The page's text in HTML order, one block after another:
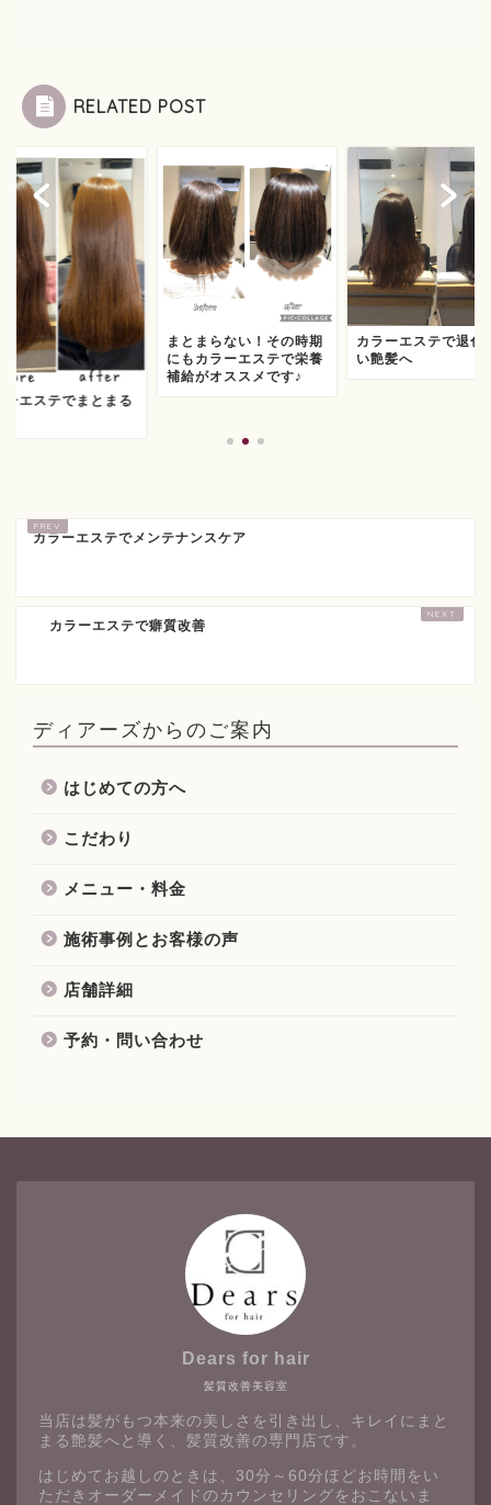
RELATED POST
ーエステでまとまる
まとまらない！その時期
にもカラーエステで栄養
補給がオススメです♪
カラーエステで退色
い艶髪へ
カラーエステでメンテナンスケア
カラーエステで癖質改善
ディアーズからのご案内
はじめての方へ
こだわり
メニュー・料金
施術事例とお客様の声
店舗詳細
予約・問い合わせ
髪質改善美容室
Dears for hair
当店は髪がもつ本来の美しさを引き出し、キレイにまと
まる艶髪へと導く、髪質改善の専門店です。
はじめてお越しのときは、30分～60分ほどお時間をい
ただきオーダーメイドのカウンセリングをおこないま